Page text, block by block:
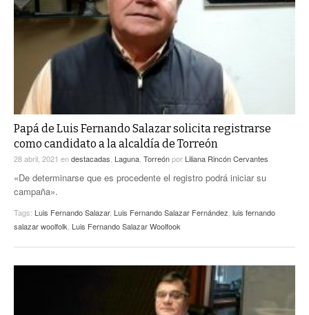
Papá de Luis Fernando Salazar solicita registrarse
como candidato a la alcaldía de Torreón
28 abril, 2021 endestacadas, Laguna, Torreónpor Liliana Rincón Cervantes
«De determinarse que es procedente el registro podrá iniciar su
campaña».
Tags: Luis Fernando Salazar, Luis Fernando Salazar Fernández, luis fernando
salazar woolfolk, Luis Fernando Salazar Woolfook